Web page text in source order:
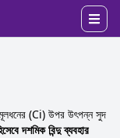
মূলধনের (Ci) উপর উৎপন্ন সুদ
দশমিক বিন্দু ব্যবহার